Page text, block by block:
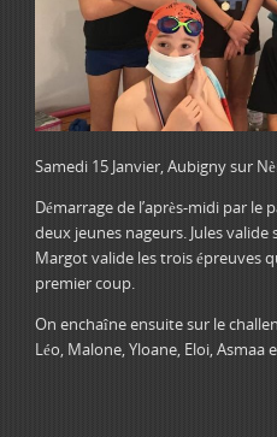
Samedi 15 Janvier, Aubigny sur
Démarrage de l’après-midi par le
deux jeunes nageurs. Jules
Margot valide les trois épreuves
premier coup.
On enchaîne ensuite sur le
Léo, Malone, Yloane, Eloi, Asmaa